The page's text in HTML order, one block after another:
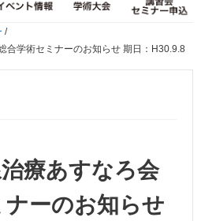
/
合学術セミナーのお知らせ 期日：H30.9.8
療あすなろ会
ーのお知らせ